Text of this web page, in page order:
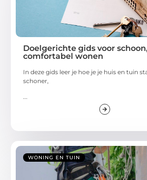
Doelgerichte gids voor
comfortabel wonen
In deze gids leer je hoe je je huis en tuin
schoner,
...
WONING EN TUIN